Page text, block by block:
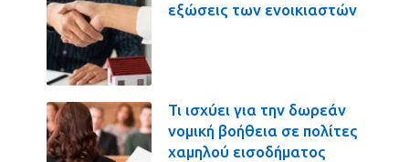
εξώσεις των ενοικιαστών
Τι ισχύει για την δωρεάν
νομική βοήθεια σε πολίτες
χαμηλού εισοδήματος